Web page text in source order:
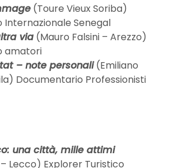
(Toure Vieux Soriba)
Senegal
via (Mauro Falsini – Arezzo)
amatori
– note personali(Emiliano
Documentario Professionisti
una città, mille attimi
Lecco) Explorer Turistico